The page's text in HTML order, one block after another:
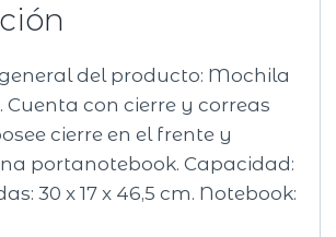
del producto: Mochila
Cuenta con cierre y correas
cierre en el frente y
portanotebook. Capacidad:
30 x 17 x 46,5 cm. Notebook: